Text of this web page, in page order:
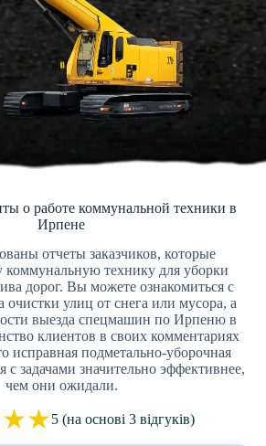
о работе коммунальной техники в
Ирпене
отчеты заказчиков, которые
коммунальную технику для уборки
дорог. Вы можете ознакомиться с
очистки улиц от снега или мусора, а
выезда спецмашин по Ирпеню в
клиентов в своих комментариях
исправная подметально-уборочная
с задачами значительно эффективнее,
чем они ожидали.
★★5 (на основі 3 відгуків)